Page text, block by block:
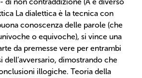
La dialettica è la tecnica con
conoscenza delle parole (che
o equivoche), si vince una
da premesse vere per entrambi
dell’avversario, dimostrando che
illogiche. Teoria della